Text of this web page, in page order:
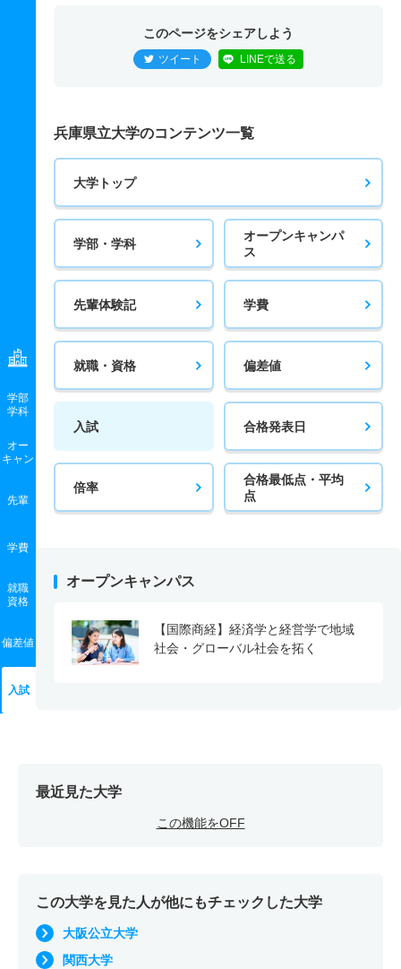
学部
学科
オー
キャン
先輩
学費
就職
資格
偏差値
入試
このページをシェアしよう
ツイート LINEで送る
兵庫県立大学のコンテンツ一覧
大学トップ
学部・学科
オープンキャンパ
ス
先輩体験記 学費
就職・資格 偏差値
入試 合格発表日
倍率
合格最低点・平均
点
オープンキャンパス
【国際商経】経済学と経営学で地域
社会・グローバル社会を拓く
最近見た大学
この機能をOFF
この大学を見た人が他にもチェックした大学
大阪公立大学
関西大学